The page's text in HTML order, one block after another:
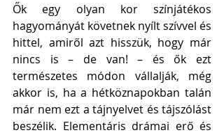
Ők egy olyan kor színjátékos
hagyományát követnek nyílt szívvel és
hittel, amiről azt hisszük, hogy már
nincs is – de van! – és ők ezt
természetes módon vállalják, még
akkor is, ha a hétköznapokban talán
már nem ezt a tájnyelvet és tájszólást
beszélik. Elementáris drámai erő és